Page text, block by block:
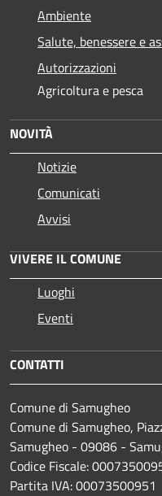
Ambiente
Salute, benessere e
Autorizzazioni
Agricoltura e pesca
NOVITÀ
Notizie
Comunicati
Avvisi
VIVERE IL COMUNE
Luoghi
Eventi
CONTATTI
Comune di Samugheo
Comune di Samugheo,
Samugheo - 09086 -
Codice Fiscale:
Partita IVA: 00073500951